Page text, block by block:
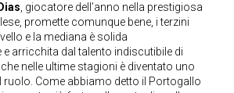
, giocatore dell’anno nella prestigiosa
promette comunque bene, i terzini
e la mediana è solida
arricchita dal talento indiscutibile di
che nelle ultime stagioni è diventato uno
ruolo. Come abbiamo detto il Portogallo